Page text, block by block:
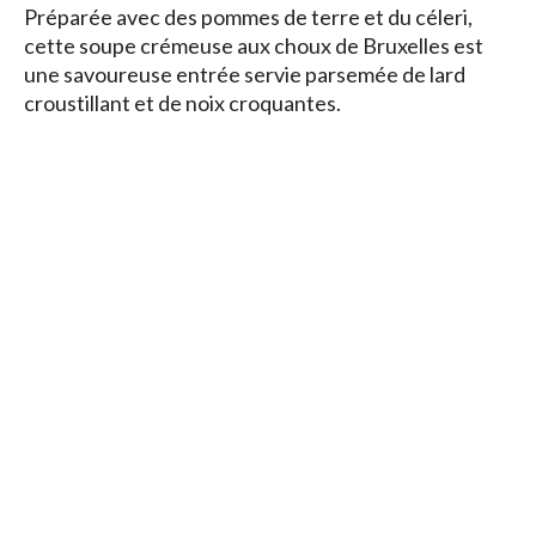
Préparée avec des pommes de terre et du céleri,
cette soupe crémeuse aux choux de Bruxelles est
une savoureuse entrée servie parsemée de lard
croustillant et de noix croquantes.